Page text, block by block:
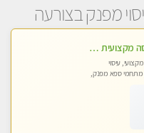
מפנק בצורעה
אשקלון- מעסה מקצועית חדשה ואיכותית לעיסוי מרגיע ומפנק VIP-מומלץ לחלוטין! פרטי! ​​​​​​ Highly recommended
עיסוי
מתחמי ספא מפנק,